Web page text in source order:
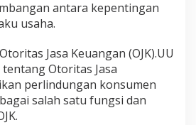
antara kepentingan
usaha.
Jasa Keuangan (OJK).UU
Otoritas Jasa
perlindungan konsumen
salah satu fungsi dan